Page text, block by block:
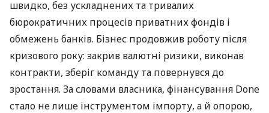
швидко, без ускладнених та тривалих
бюрократичних процесів приватних фондів і
обмежень банків. Бізнес продовжив роботу після
кризового року: закрив валютні ризики, виконав
контракти, зберіг команду та повернувся до
зростання. За словами власника, фінансування Done
стало не лише інструментом імпорту, а й опорою,